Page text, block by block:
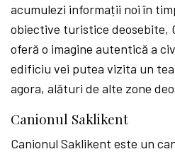
acumulezi informații noi în
obiective turistice deosebite,
oferă o imagine autentică a
edificiu vei putea vizita un
agora, alături de alte zone
Canionul Saklikent
Canionul Saklikent este un